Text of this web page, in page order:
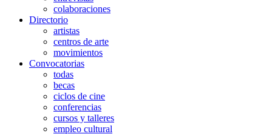
colaboraciones
Directorio
artistas
centros de arte
movimientos
Convocatorias
todas
becas
ciclos de cine
conferencias
cursos y talleres
empleo cultural